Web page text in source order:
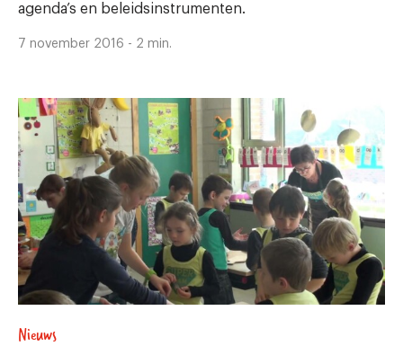
agenda’s en beleidsinstrumenten.
7 november 2016 - 2 min.
Nieuws